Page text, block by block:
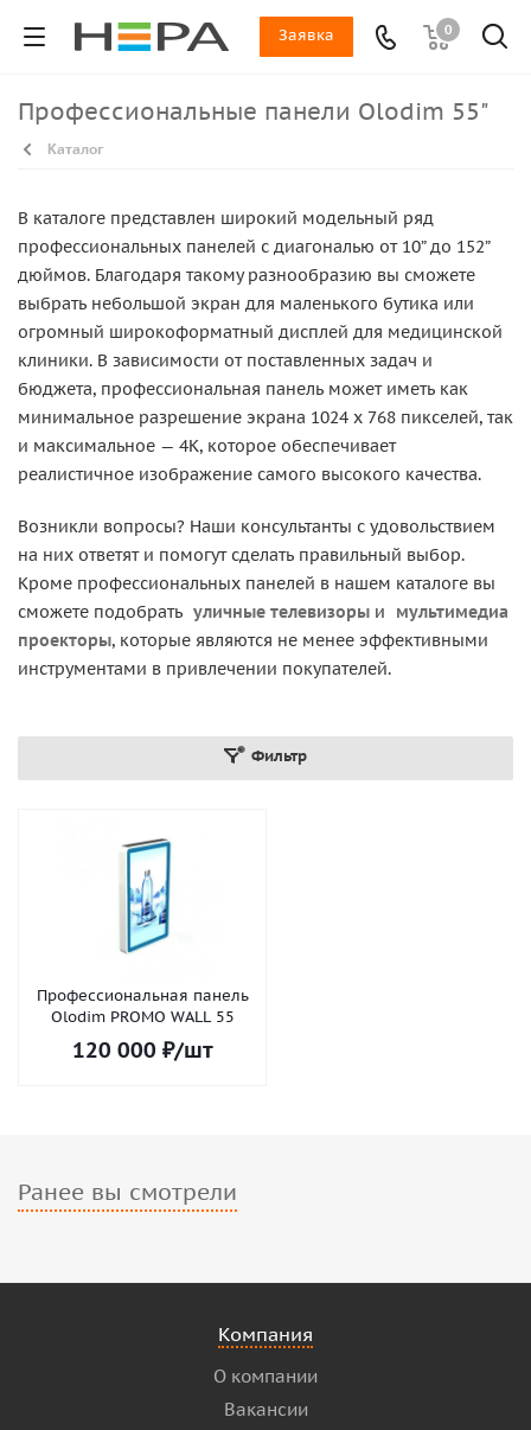
0
Заявка
Профессиональные панели Olodim 55"
Каталог
В каталоге представлен широкий модельный ряд
профессиональных панелей с диагональю от 10” до 152”
дюймов. Благодаря такому разнообразию вы сможете
выбрать небольшой экран для маленького бутика или
огромный широкоформатный дисплей для медицинской
клиники. В зависимости от поставленных задач и
бюджета, профессиональная панель может иметь как
минимальное разрешение экрана 1024 x 768 пикселей, так
и максимальное — 4K, которое обеспечивает
реалистичное изображение самого высокого качества.
Возникли вопросы? Наши консультанты с удовольствием
на них ответят и помогут сделать правильный выбор.
Кроме профессиональных панелей в нашем каталоге вы
сможете подобрать уличные телевизоры и
мультимедиа
проекторы, которые являются не менее эффективными
инструментами в привлечении покупателей.
Фильтр
Профессиональная панель
Olodim PROMO WALL 55
120 000 ₽/шт
Ранее вы смотрели
Компания
О компании
Вакансии